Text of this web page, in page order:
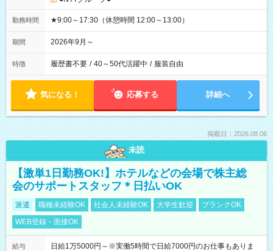
勤務時間 ★9:00～17:30（休憩時間 12:00～13:00）
期間 2026年9月～
特徴 履歴書不要 / 40～50代活躍中 / 服装自由
気になる！ 応募する 詳細へ
掲載日：2026.08.06
未読
【激単1日勤務OK!】ホテルなどの会場で株主総
会のサポートスタッフ＊日払いOK
派遣 職種未経験OK 社会人未経験OK 大学生歓迎
ブランクOK
WEB登録・面接OK
給与
日給1万5000円～※実働5時間で日給7000円のお仕事もありま